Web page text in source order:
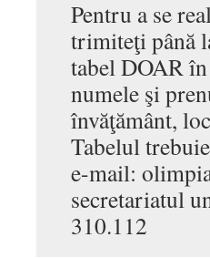
Pentru a se
trimiteţi până
tabel DOAR
numele şi
învăţământ,
Tabelul
e-mail:
secretariatul
310.112